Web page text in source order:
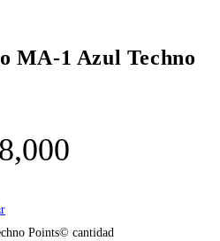
MA-1 Azul Techno
Points© cantidad